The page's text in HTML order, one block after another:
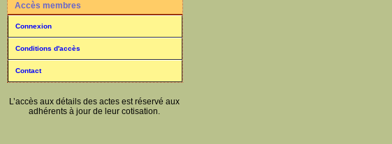
Accès membres
Connexion
Conditions d'accès
Contact
L’accès aux détails des actes est réservé aux
adhérents à jour de leur cotisation.